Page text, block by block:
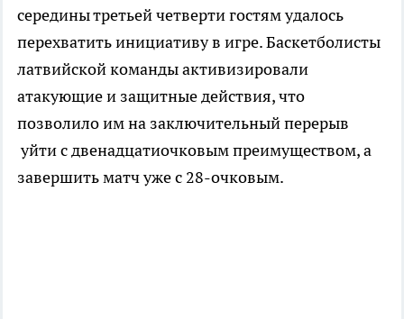
середины третьей четверти гостям удалось
перехватить инициативу в игре. Баскетболисты
латвийской команды активизировали
атакующие и защитные действия, что
позволило им на заключительный перерыв
уйти с двенадцатиочковым преимуществом, а
завершить матч уже с 28-очковым.